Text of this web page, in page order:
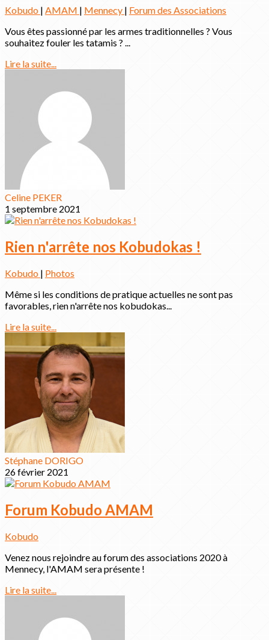
Kobudo | AMAM | Mennecy | Forum des Associations
Vous êtes passionné par les armes traditionnelles ? Vous
souhaitez fouler les tatamis ? ...
Lire la suite...
Celine PEKER
1 septembre 2021
Rien n'arrête nos Kobudokas !
Kobudo | Photos
Même si les conditions de pratique actuelles ne sont pas
favorables, rien n'arrête nos kobudokas...
Lire la suite...
Stéphane DORIGO
26 février 2021
Forum Kobudo AMAM
Kobudo
Venez nous rejoindre au forum des associations 2020 à
Mennecy, l'AMAM sera présente !
Lire la suite...